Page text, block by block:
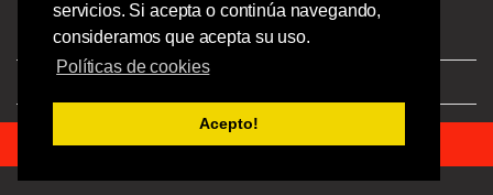
servicios. Si acepta o continúa navegando,
consideramos que acepta su uso.
Políticas de cookies
Acepto!
Bajo Izquierdo,
Vigo - Pontevedra.
© 2023 Ofipick S.L - Todos los derechos reservados.